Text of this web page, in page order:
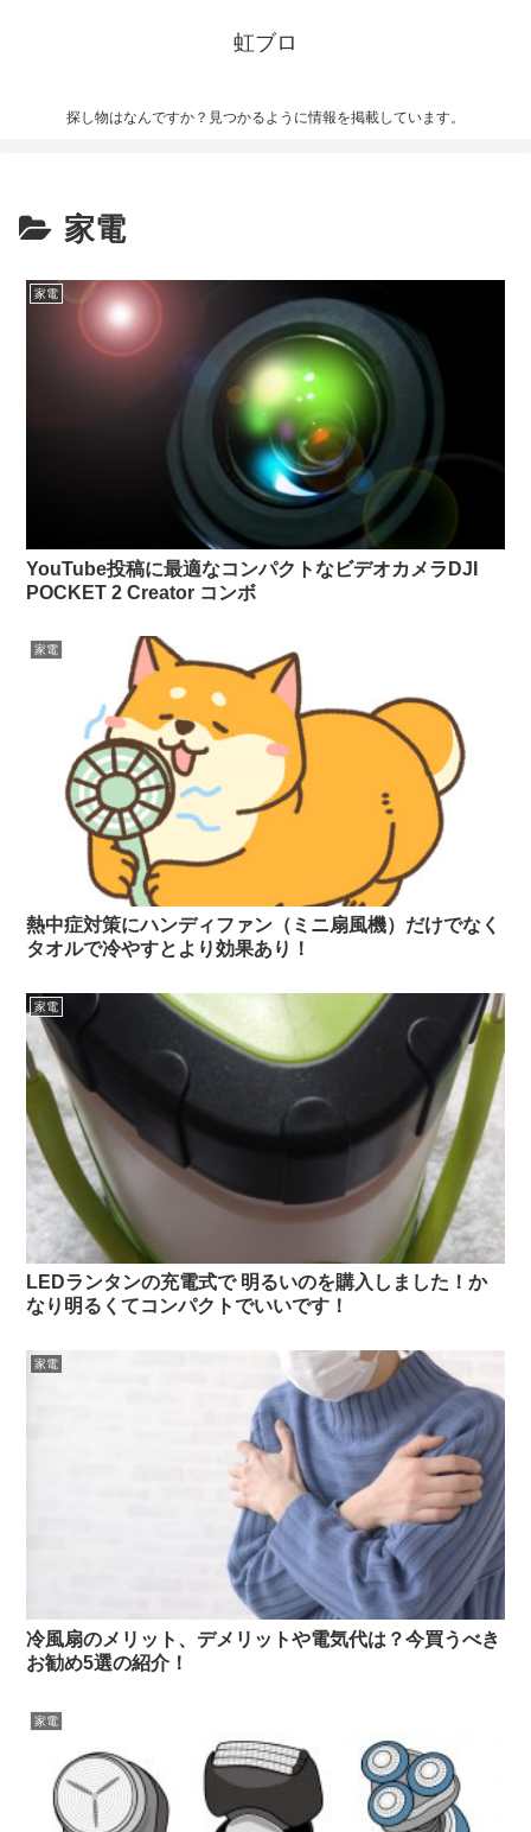
虹ブロ
探し物はなんですか？見つかるように情報を掲載しています。
家電
家電
YouTube投稿に最適なコンパクトなビデオカメラDJI
POCKET 2 Creator コンボ
家電
熱中症対策にハンディファン（ミニ扇風機）だけでなく
タオルで冷やすとより効果あり！
家電
LEDランタンの充電式で 明るいのを購入しました！か
なり明るくてコンパクトでいいです！
家電
冷風扇のメリット、デメリットや電気代は？今買うべき
お勧め5選の紹介！
家電